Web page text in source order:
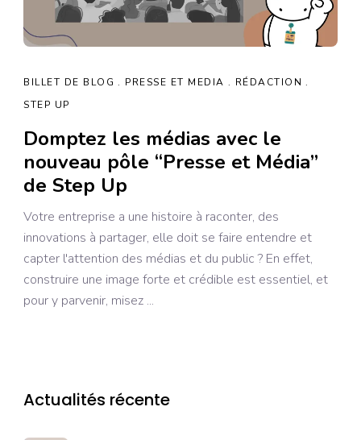
BILLET DE BLOG PRESSE ET MEDIA
RÉDACTION
STEP UP
Domptez les médias avec le
nouveau pôle “Presse et Média”
de Step Up
Votre entreprise a une histoire à raconter, des
innovations à partager, elle doit se faire entendre et
capter l'attention des médias et du public ? En effet,
construire une image forte et crédible est essentiel, et
pour y parvenir, misez
Actualités récente